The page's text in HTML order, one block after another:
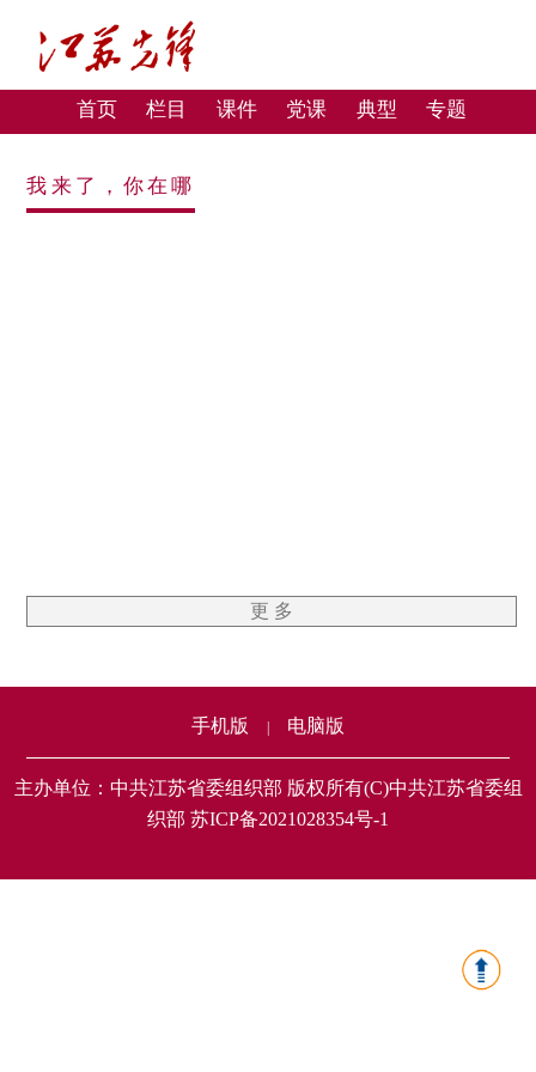
首页 栏目 课件 党课 典型 专题
我来了，你在哪
更 多
手机版 电脑版
主办单位：中共江苏省委组织部 版权所有(C)中共江苏省委组
织部 苏ICP备2021028354号-1